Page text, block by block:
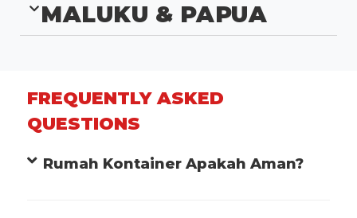
MALUKU & PAPUA
FREQUENTLY ASKED
QUESTIONS
Rumah Kontainer Apakah Aman?